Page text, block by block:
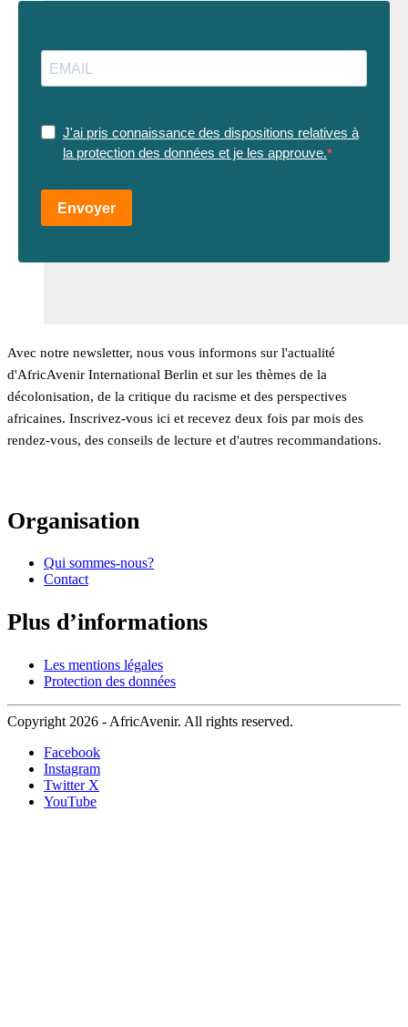
J'ai pris connaissance des dispositions relatives à
la protection des données et je les approuve.
Envoyer
Avec notre newsletter, nous vous informons sur l'actualité
d'AfricAvenir International Berlin et sur les thèmes de la
décolonisation, de la critique du racisme et des perspectives
africaines. Inscrivez-vous ici et recevez deux fois par mois des
rendez-vous, des conseils de lecture et d'autres recommandations.
Organisation
Qui sommes-nous?
Contact
Plus d’informations
Les mentions légales
Protection des données
Copyright 2026 - AfricAvenir. All rights reserved.
Facebook
Instagram
Twitter X
YouTube